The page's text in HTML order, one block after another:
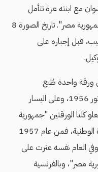
مع ابنته عزة تتأمل
صورة في إطار للواء نجيب "أول رئيس لجمهورية مصر". تاريخ الصورة 8
لنجيب، قبل إجباره على
ورقة واحدة طُبع
استفتاءان، على اليمين استفتاء على دستور 1956، وعلى اليسار
كلتا الورقتين "جمهورية
مصر". ولأن العملات من علامات السيادة الوطنية، فمن عام 1957
العام نفسه عثرت على
مصر"، وبالفرنسية